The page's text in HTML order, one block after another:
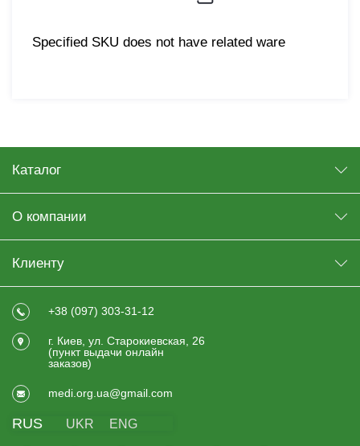
Specified SKU does not have related ware
Каталог
О компании
Клиенту
+38 (097) 303-31-12
г. Киев, ул. Старокиевская, 26
(пункт выдачи онлайн
заказов)
medi.org.ua@gmail.com
RUS UKR ENG